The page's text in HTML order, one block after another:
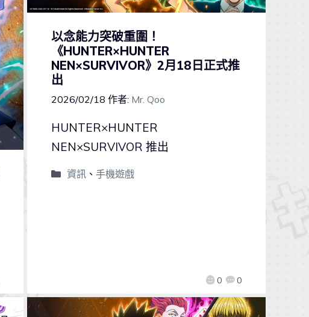
以念能力突破重圍！
《HUNTER×HUNTER
NEN×SURVIVOR》2月18日正式推
出
2026/02/18 作者: Mr. Qoo
0 0
HUNTER×HUNTER
NEN×SURVIVOR 推出
資訊、 手機遊戲